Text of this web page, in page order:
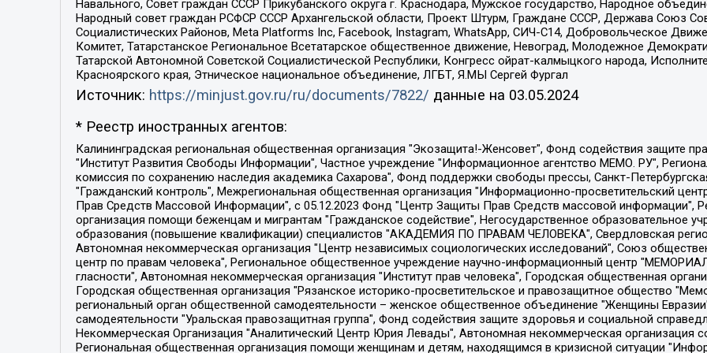
Навального, Совет граждан СССР Прикубанского округа г. Краснодара, Мужское государство, Народное
Народный совет граждан РСФСР СССР Архангельской области, Проект Штурм, Граждане СССР, Держава Союз
Социалистических Районов, Meta Platforms Inc, Facebook, Instagram, WhatsApp, СИЧ-С14, Добровольческое
Комитет, Татарстанское Региональное Всетатарское общественное движение, Невоград, Молодежное
Татарской Автономной Советской Социалистической Республики, Конгресс ойрат-калмыцкого народа,
Красноярского края, Этническое национальное объединение, ЛГБТ, Я.МЫ Сергей Фургал
Источник: https://minjust.gov.ru/ru/documents/7822/ данные на 03.05.2024
* Реестр иностранных агентов:
Калининградская региональная общественная организация "Экозащита!-Женсовет", Фонд содействия защите прав и свобод граждан "Общественный вердикт", Фонд "Институт Развития Свободы Информации", Частное учреждение "Информационное агентство МЕМО. РУ", Региональная общественная организация "Общественная комиссия по сохранению наследия академика Сахарова", Фонд поддержки свободы прессы, Санкт-Петербургская общественная правозащитная организация "Гражданский контроль", Межрегиональная общественная организация "Информационно-просветительский центр "Мемориал", Региональный Фонд "Центр Защиты Прав Средств Массовой Информации", с 05.12.2023 Фонд "Центр Защиты Прав Средств массовой информации", Региональная общественная благотворительная организация помощи беженцам и мигрантам "Гражданское содействие", Негосударственное образовательное учреждение дополнительного профессионального образования (повышение квалификации) специалистов "АКАДЕМИЯ ПО ПРАВАМ ЧЕЛОВЕКА", Свердловская региональная общественная организация "Сутяжник", Автономная некоммерческая организация "Центр независимых социологических исследований", Союз общественных объединений "Российский исследовательский центр по правам человека", Региональное общественное учреждение научно-информационный центр "МЕМОРИАЛ", Некоммерческая организация "Фонд защиты гласности", Автономная некоммерческая организация "Институт прав человека", Городская общественная организация "Екатеринбургское общество "МЕМОРИАЛ", Городская общественная организация "Рязанское историко-просветительское и правозащитное общество "Мемориал" (Рязанский Мемориал), Челябинский региональный орган общественной самодеятельности – женское общественное объединение "Женщины Евразии", Челябинский региональный орган общественной самодеятельности "Уральская правозащитная группа", Фонд содействия защите здоровья и социальной справедливости имени Андрея Рылькова, Автономная Некоммерческая Организация "Аналитический Центр Юрия Левады", Автономная некоммерческая организация социальной поддержки населения "Проект Апрель", Региональная общественная организация помощи женщинам и детям, находящимся в кризисной ситуации "Информационно-методический центр "Анна", Фонд содействия развитию массовых коммуникаций и правовому просвещению "Так-так-Так", Фонд содействия устойчивому развитию "Серебряная тайга", Свердловский региональный общественный фонд социальных проектов "Новое время", "Idel.Реалии", Кавказ.Реалии, Крым.Реалии, Телеканал Настоящее Время, Татаро-башкирская служба Радио Свобода (Azatliq Radiosi), Радио Свободная Европа/Радио Свобода (PCE/PC), "Сибирь.Реалии", "Фактограф", Благотворительный фонд помощи осужденным и их семьям, Автономная некоммерческая организация "Институт глобализации и социальных движений", Фонд "В защиту прав заключенных", Частное учреждение "Центр поддержки и содействия развитию средств массовой информации", Пензенский региональный общественный благотворительный фонд "Гражданский союз", "Север.Реалии", Некоммерческая организация Фонд "Правовая инициатива", Общество с ограниченной ответственностью "Радио Свободная Европа/Радио Свобода", Чешское информационное агентство "MEDIUM-ORIENT", Красноярская региональная общественная организация "Мы против СПИДа", Камалягин Денис Николаевич, Маркелов Сергей Евгеньевич, Пономарев Лев Александрович, Савицкая Людмила Алексеевна, Автономная некоммерческая организация "Центр по работе с проблемой насилия "НАСИЛИЮ.НЕТ", Межрегиональный профессиональный союз работников здравоохранения "Альянс врачей", Юридическое лицо, зарегистрированное в Латвийской Республике, SIA "Medusa Project" (регистрационный номер 40103797863, дата регистрации 10.06.2014), Некоммерческая организация "Фонд по борьбе с коррупцией", Автономная некоммерческая организация "Институт права и публичной политики", Баданин Роман Сергеевич, Гликин Максим Александрович, Железнова Мария Михайловна, Лукьянова Юлия Сергеевна, Маетная Елизавета Витальевна, Маняхин Петр Борисович, Чуракова Ольга Владимировна, Ярош Юлия Петровна, Юридическое лицо "The Insider SIA", зарегистрированное в Риге, Латвийская Республика (дата регистрации 26.06.2015), являющееся администратором доменного имени интернет-издания "The Insider SIA", https://theins.ru, Постернак Алексей Евгеньевич, Рубин Михаил Аркадьевич, Анин Роман Александрович, Юридическое лицо Istories fonds, зарегистрированное в Латвийской Республике (регистрационный номер 50008295751, дата регистрации 24.02.2020), Великовский Дмитрий Александрович, Долинина Ирина Николаевна, Мароховская Алеся Алексеевна, Шлейнов Роман Юрьевич, Шмагун Олеся Валентиновна, Общество с ограниченной ответственностью "Альтаир 2021", Общество с ограниченной ответственностью "Вега 2021", Общество с ограниченной ответственностью "Главный редактор 2021", Общество с ограниченной ответственностью "Ромашки монолит", Важенков Артем Валерьевич, Ивановская областная общественная организация "Центр гендерных исследований", Гурман Юрий Альбертович, Медиапроект "ОВД-Инфо", Егоров Владимир Владимирович, Жилинский Владимир Александрович, Общество с ограниченной ответственностью "ЗП", Иванова София Юрьевна, Карезина Инна Павловна, Кильтау Екатерина Викторовна, Петров Алексей Викторович, Пискунов Сергей Евгеньевич, Смирнов Сергей Сергеевич, Тихонов Михаил Сергеевич, Общество с ограниченной ответственностью "ЖУРНАЛИСТ-ИНОСТРАННЫЙ АГЕНТ", Арапова Галина Юрьевна, Вольтская Татьяна Анатольевна, Американская компания "Mason G.E.S. Anonymous Foundation" (США), являющаяся владельцем интернет-издания https://mnews.world/, Компания "Stichting Bellingcat", зарегистрированная в Нидерландах (дата регистрации 11.07.2018), Захаров Андрей Вячеславович, Клепиковская Екатерина Дмитриевна, Общество с ограниченной ответственностью "МЕМО", Перл Роман Александрович, Симонов Евгений Алексеевич, Соловьева Елена Анатольевна, Сотников Даниил Владимирович, Сурначева Елизавета Дмитриевна, Автономная некоммерческая организация по защите прав человека и информированию населения "Якутия – Наше Мнение", Общество с ограниченной ответственностью "Москоу диджитал медиа", с 26.01.2023 Общество с ограниченной ответственностью "Чайка Белые сады", Ветошкина Валерия Валерьевна, Заговора Максим Александрович, Межрегиональное общественное движение "Российская ЛГБТ - сеть", Оленичев Максим Владимирович, Павлов Иван Юрьевич, Скворцова Елена Сергеевна, Общество с ограниченной ответственностью "Как бы инагент", Кочетков Игорь Викторович, Общество с ограниченной ответственностью "Честные выборы", Еланчик Олег Александрович, Общество с ограниченной ответственностью "Нобелевский призыв", Гималова Регина Эмилевна, Григорьев Андрей Валерьевич, Григорьева Алина Александровна, Ассоциация по содействию защите прав призывников, альтернативнослужащих и военнослужащих "Правозащитная группа